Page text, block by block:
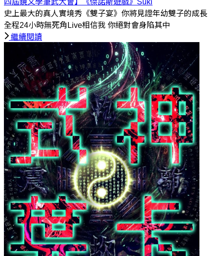
四屆鏡文學筆武大會】《傑諾斯遊戲》 Suki
史上最大的真人實境秀《雙子宴》你將見證年幼雙子的成長
全程24小時無死角Live相信我 你絕對會身陷其中
繼續閱讀